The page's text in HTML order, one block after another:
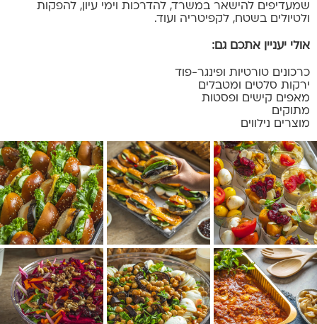
שמעדיפים להישאר במשרד, להדרכות וימי עיון, להפקות
ולטיולים בשטח, לקפיטריה ועוד.
אולי יעניין אתכם גם:
כרכונים טורטיות ופינגר-פוד
ירקות סלטים ומטבלים
מאפים קישים ופסטות
מתוקים
מוצרים נילווים